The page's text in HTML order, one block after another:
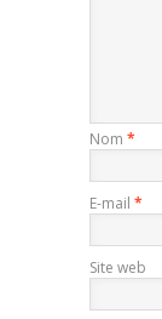
Nom *
E-mail *
Site web